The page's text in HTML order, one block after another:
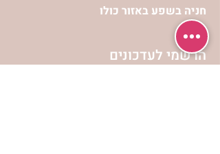
חניה בשפע באזור כולו
הרשמי לעדכונים